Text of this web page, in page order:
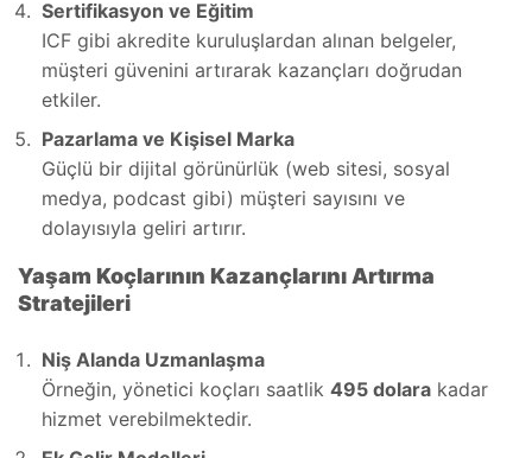
Sertifikasyon ve Eğitim
ICF gibi akredite kuruluşlardan alınan belgeler,
müşteri güvenini artırarak kazançları doğrudan
etkiler.
Pazarlama ve Kişisel Marka
Güçlü bir dijital görünürlük (web sitesi, sosyal
medya, podcast gibi) müşteri sayısını ve
dolayısıyla geliri artırır.
Yaşam Koçlarının Kazançlarını Artırma
Stratejileri
Niş Alanda Uzmanlaşma
Örneğin, yönetici koçları saatlik 495 dolara kadar
hizmet verebilmektedir.